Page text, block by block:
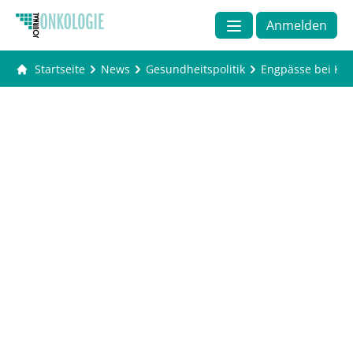
Anmelden
Startseite News Gesundheitspolitik Engpässe bei